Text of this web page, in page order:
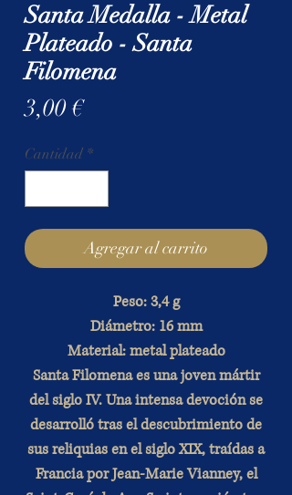
Santa Medalla - Metal
Plateado - Santa
Filomena
3,00 €Precio
Cantidad *
Agregar al carrito
Peso: 3,4 g
Diámetro: 16 mm
Material: metal plateado
Santa Filomena es una joven mártir
del siglo IV. Una intensa devoción se
desarrolló tras el descubrimiento de
sus reliquias en el siglo XIX, traídas a
Francia por Jean-Marie Vianney, el